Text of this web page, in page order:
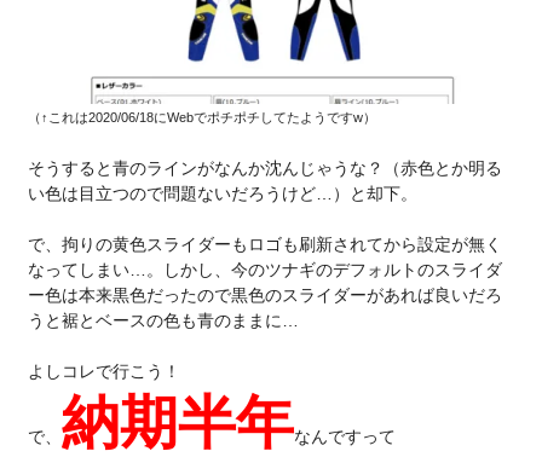
（↑これは2020/06/18にWebでポチポチしてたようですw）
そうすると青のラインがなんか沈んじゃうな？（赤色とか明る
い色は目立つので問題ないだろうけど…）と却下。
で、拘りの黄色スライダーもロゴも刷新されてから設定が無く
なってしまい…。しかし、今のツナギのデフォルトのスライダ
ー色は本来黒色だったので黒色のスライダーがあれば良いだろ
うと裾とベースの色も青のままに…
よしコレで行こう！
で、 納期半年なんですって